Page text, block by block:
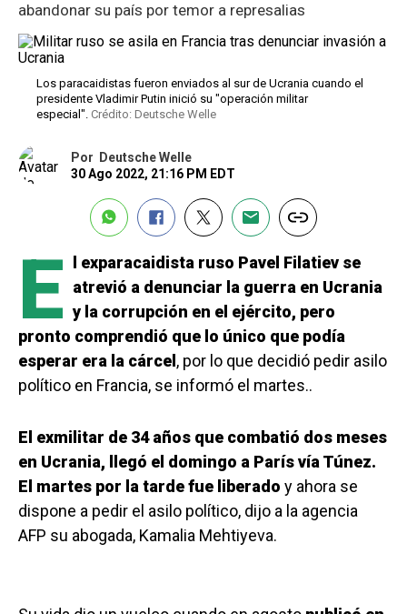
abandonar su país por temor a represalias
Los paracaidistas fueron enviados al sur de Ucrania cuando el
presidente Vladimir Putin inició su "operación militar
especial". Crédito: Deutsche Welle
Por
Deutsche Welle
30 Ago 2022, 21:16 PM EDT
E
l exparacaidista ruso Pavel Filatiev se
atrevió a denunciar la guerra en Ucrania
y la corrupción en el ejército, pero
pronto comprendió que lo único que podía
esperar era la cárcel , por lo que decidió pedir asilo
político en Francia, se informó el martes..
El exmilitar de 34 años que combatió dos meses
en Ucrania, llegó el domingo a París vía Túnez.
El martes por la tarde fue liberado y ahora se
dispone a pedir el asilo político, dijo a la agencia
AFP su abogada, Kamalia Mehtiyeva.